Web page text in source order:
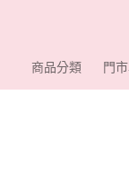
商品分類 門